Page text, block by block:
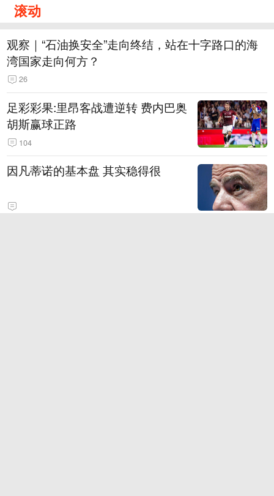
滚动
观察｜“石油换安全”走向终结，站在十字路口的海
湾国家走向何方？
26
足彩彩果:里昂客战遭逆转 费内巴奥
胡斯赢球正路
104
因凡蒂诺的基本盘 其实稳得很